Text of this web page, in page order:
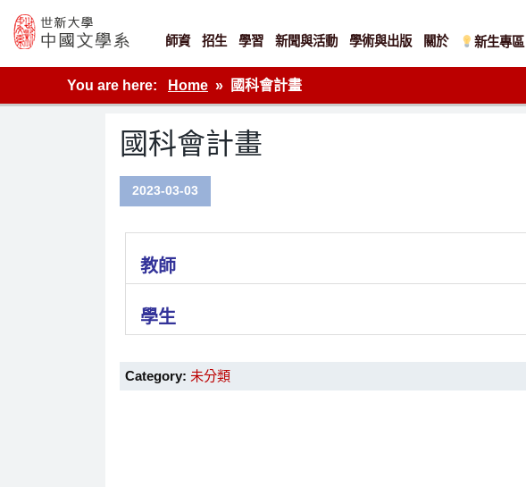
content
世新大學教學單位的網站
師資 招生 學習 新聞與活動 學術與出版 關於 新生專區
You are here: Home 國科會計畫
國科會計畫
2023-03-03
教師
學生
Category: 未分類